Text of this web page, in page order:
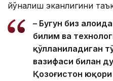
йўналиш эканлигини
– Бугун биз
билим ва
қўлланиладиган
вазифаси билан
Қозоғистон юқори